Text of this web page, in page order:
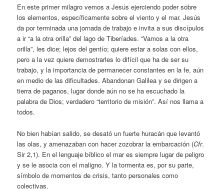
En este primer milagro vemos a Jesús ejerciendo poder sobre
los elementos, específicamente sobre el viento y el mar. Jesús
da por terminada una jornada de trabajo e invita a sus discípulos
a ir “a la otra orilla” del lago de Tiberíades. “Vamos a la otra
orilla”, les dice; lejos del gentío; quiere estar a solas con ellos,
pero a la vez quiere demostrarles lo difícil que ha de ser su
trabajo, y la importancia de permanecer constantes en la fe, aún
en medio de las dificultades. Abandonan Galilea y se dirigen a
tierra de paganos, lugar donde aún no se ha escuchado la
palabra de Dios; verdadero “territorio de misión”. Así nos llama a
todos.
No bien habían salido, se desató un fuerte huracán que levantó
las olas, y amenazaban con hacer zozobrar la embarcación (Cfr.
Sir 2,1). En el lenguaje bíblico el mar es siempre lugar de peligro
y se le asocia con el maligno. Y la tormenta es, por su parte,
símbolo de momentos de crisis, tanto personales como
colectivas.